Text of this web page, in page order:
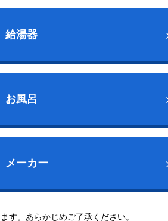
給湯器
お風呂
メーカー
す。あらかじめご了承ください。